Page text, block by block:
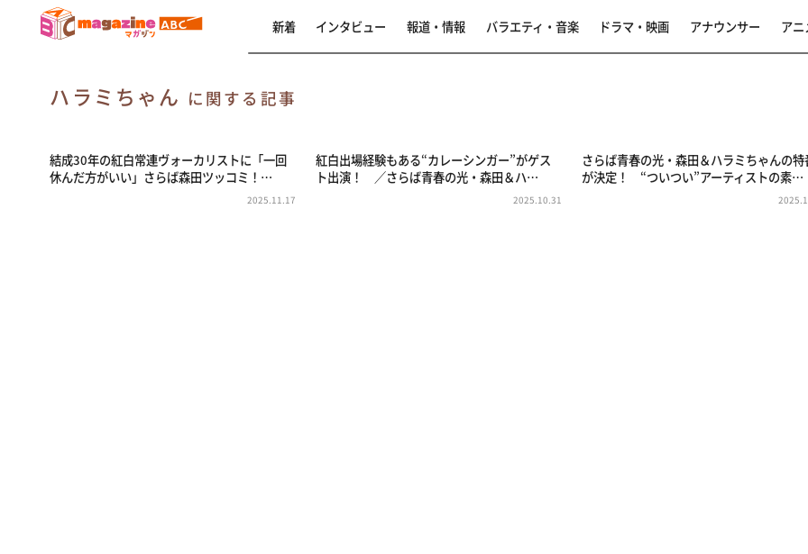
新着 インタビュー 報道・情報 バラエティ・音楽 ドラマ・映画 アナウンサー アニ
ハラミちゃん に関する記事
結成30年の紅白常連ヴォーカリストに「一回
休んだ方がいい」さらば森田ツッコミ！…
2025.11.17
紅白出場経験もある“カレーシンガー”がゲス
ト出演！ ／さらば青春の光・森田＆ハ…
2025.10.31
さらば青春の光・森田＆ハラミちゃんの特
が決定！ “ついつい”アーティストの素…